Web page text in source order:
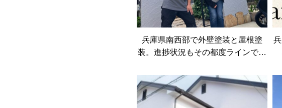
兵庫県南西部で外壁塗装と屋根塗
装。進捗状況もその都度ラインで伝